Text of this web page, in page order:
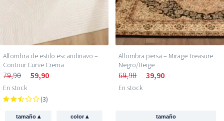
Alfombra de estilo escandinavo –
Contour Curve Crema
79,90 59,90
En stock
(3)
tamaño ▴ color▴
Alfombra persa – Mirage Treasure
Negro/Beige
69,90 39,90
En stock
tamaño